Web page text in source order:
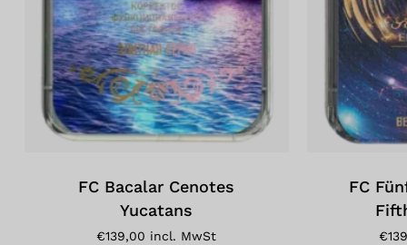
FC Bacalar Cenotes
Yucatans
€139,00 incl. MwSt
FC
€